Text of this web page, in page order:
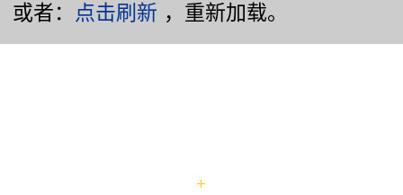
或者： 点击刷新 ，重新加载。